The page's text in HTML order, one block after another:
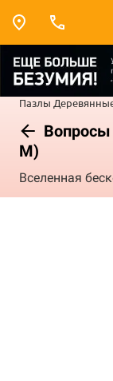
Пазлы
Вопросы
М)
Вселенная